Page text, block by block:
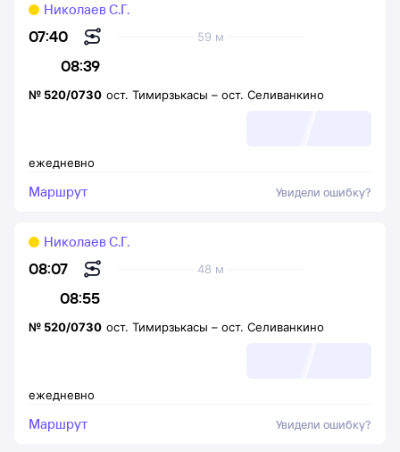
07:40
08:39
59 м
Николаев С.Г.
ежедневно
№ 520/0730 ост. Тимирзькасы – ост. Селиванкино
Маршрут Увидели ошибку?
08:07
08:55
48 м
Николаев С.Г.
ежедневно
№ 520/0730 ост. Тимирзькасы – ост. Селиванкино
Маршрут Увидели ошибку?